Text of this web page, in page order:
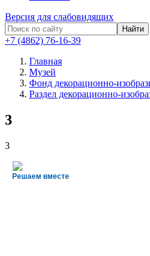
Версия для слабовидящих
Найти
+7 (4862) 76-16-39
Главная
Музей
Фонд декорационно-
Раздел декорационно-
3
3
Решаем вместе